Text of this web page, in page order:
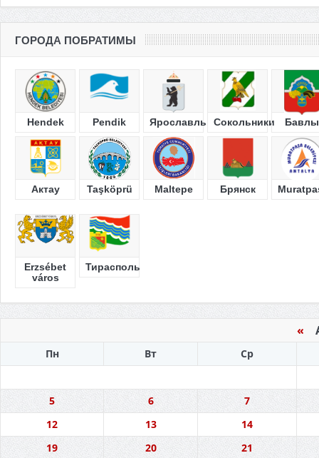
ГОРОДА ПОБРАТИМЫ
Hendek Pendik Ярославль Сокольники Бавлы
Актау Taşköprü Maltepe Брянск
Erzsébet
város
Тирасполь
«
Пн Вт Ср
5 6
7
12
13
14
19
20
21